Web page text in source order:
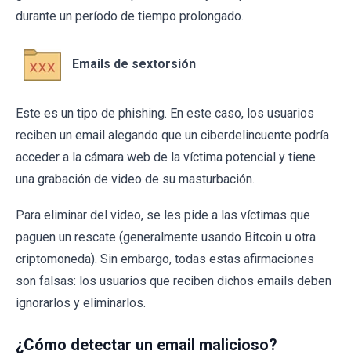
durante un período de tiempo prolongado.
Emails de sextorsión
Este es un tipo de phishing. En este caso, los usuarios
reciben un email alegando que un ciberdelincuente podría
acceder a la cámara web de la víctima potencial y tiene
una grabación de video de su masturbación.
Para eliminar del video, se les pide a las víctimas que
paguen un rescate (generalmente usando Bitcoin u otra
criptomoneda). Sin embargo, todas estas afirmaciones
son falsas: los usuarios que reciben dichos emails deben
ignorarlos y eliminarlos.
¿Cómo detectar un email malicioso?